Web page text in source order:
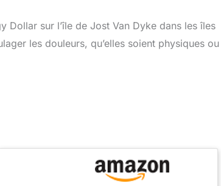
Dollar sur l’île de Jost Van Dyke dans les îles
les douleurs, qu’elles soient physiques ou